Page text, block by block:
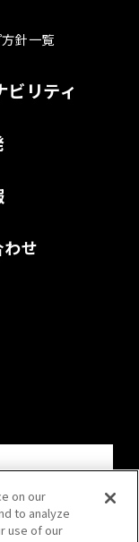
針一覧
ビリティ
せ
on our
to analyze
use of our